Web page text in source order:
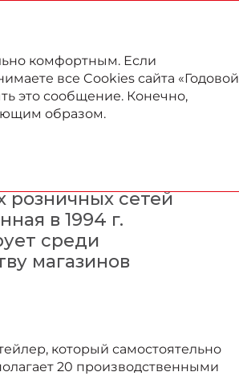
розничных сетей
в 1994 г.
среди
магазинов
который самостоятельно
20 производственными
комфортным. Если
все Cookies сайта «Годовой
это сообщение. Конечно,
образом.